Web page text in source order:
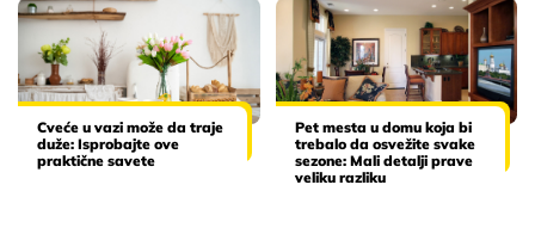
Cveće u vazi može da traje
duže: Isprobajte ove
praktične savete
Pet mesta u domu koja bi
trebalo da osvežite svake
sezone: Mali detalji prave
veliku razliku